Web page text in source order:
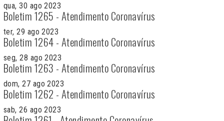
qua, 30 ago 2023
Boletim 1265 - Atendimento Coronavírus
ter, 29 ago 2023
Boletim 1264 - Atendimento Coronavírus
seg, 28 ago 2023
Boletim 1263 - Atendimento Coronavírus
dom, 27 ago 2023
Boletim 1262 - Atendimento Coronavírus
sab, 26 ago 2023